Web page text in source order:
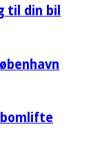
til din bil